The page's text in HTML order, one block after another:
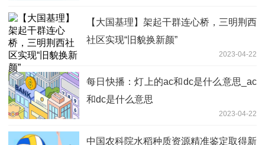
【大国基理】架起干群连心桥，三明荆西
社区实现“旧貌换新颜”
2023-04-22
每日快播：灯上的ac和dc是什么意思_ac
和dc是什么意思
2023-04-22
中国农科院水稻种质资源精准鉴定取得新